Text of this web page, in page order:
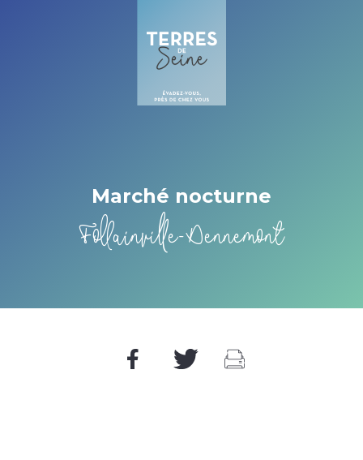
Marché nocturne
Follainville-Dennemont